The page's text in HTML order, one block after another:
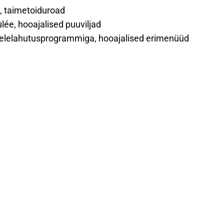
taimetoiduroad
hooajalised puuviljad
hooajalised erimenüüd